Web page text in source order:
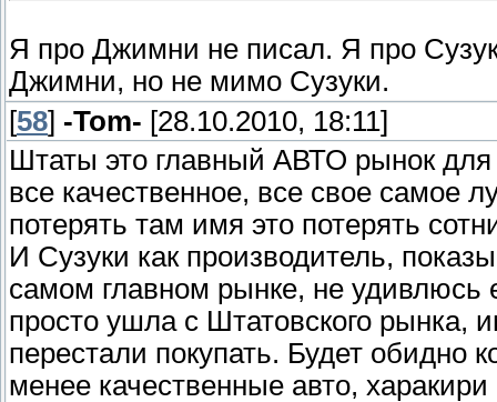
Я про Джимни не писал. Я про
Джимни, но не мимо Сузуки.
[58] -Tom- [28.10.2010, 18:11]
Штаты это главный АВТО рынок для
все качественное, все свое
потерять там имя это потерять
И Сузуки как производитель,
самом главном рынке, не удивлюсь
просто ушла с Штатовского рынка,
перестали покупать. Будет обидно
менее качественные авто,